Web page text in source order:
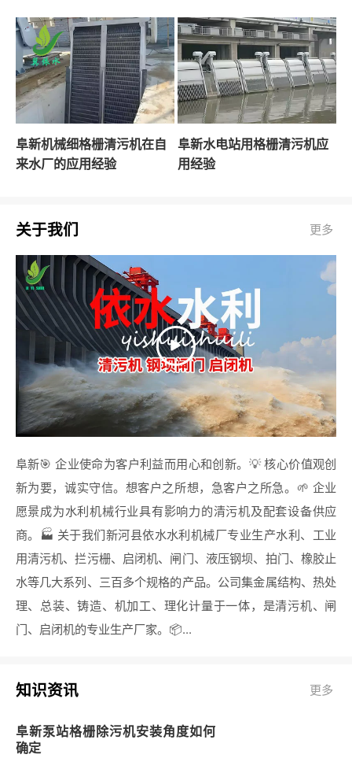
阜新机械细格栅清污机在自
来水厂的应用经验
阜新水电站用格栅清污机应
用经验
关于我们 更多
阜新🎯 企业使命为客户利益而用心和创新。💡 核心价值观创
新为要，诚实守信。想客户之所想，急客户之所急。🌱 企业
愿景成为水利机械行业具有影响力的清污机及配套设备供应
商。🏭 关于我们新河县依水水利机械厂专业生产水利、工业
用清污机、拦污栅、启闭机、闸门、液压钢坝、拍门、橡胶止
水等几大系列、三百多个规格的产品。公司集金属结构、热处
理、总装、铸造、机加工、理化计量于一体，是清污机、闸
门、启闭机的专业生产厂家。📦...
知识资讯 更多
阜新泵站格栅除污机安装角度如何
确定